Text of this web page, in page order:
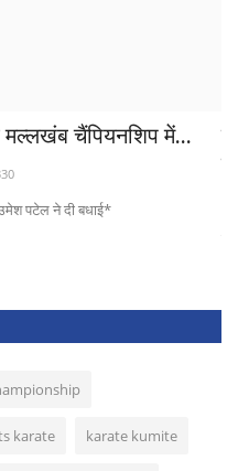
मल्लखंब चैंपियनशिप में...
पटेल ने दी बधाई*
karate karate kumite